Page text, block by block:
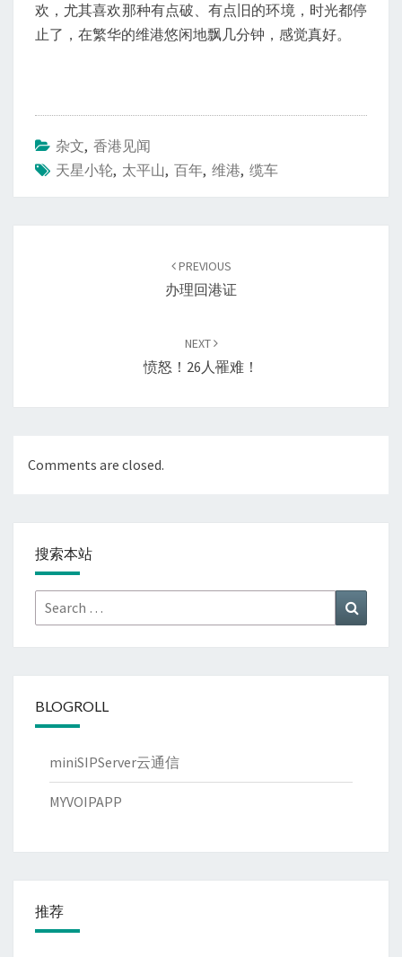
欢，尤其喜欢那种有点破、有点旧的环境，时光都停
止了，在繁华的维港悠闲地飘几分钟，感觉真好。
杂文, 香港见闻
天星小轮, 太平山, 百年, 维港, 缆车
PREVIOUS
办理回港证
NEXT
愤怒！26人罹难！
Comments are closed.
搜索本站
Search
for:
BLOGROLL
miniSIPServer云通信
MYVOIPAPP
推荐